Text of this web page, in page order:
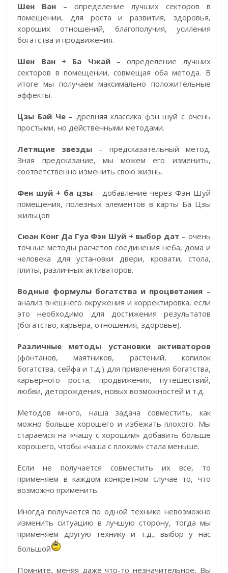
Шен Ван – определение лучших секторов в
помещении, для роста и развития, здоровья,
хороших отношений, благополучия, усиления
богатства и продвижения.
Шен Ван + Ба Чжай– определение лучших
секторов в помещении, совмещая оба метода. В
итоге мы получаем максимально положительные
эффекты.
Цзы Бай Че– древняя классика фэн шуй с очень
простыми, но действенными методами.
Летящие звезды – предсказательный метод.
Зная предсказание, мы можем его изменить,
соответственно изменить свою жизнь.
Фен шуй + ба цзы– добавление через Фэн Шуй
помещения, полезных элементов в карты Ба Цзы
жильцов
Сюан Конг Да Гуа Фэн Шуй + выбор дат – очень
точные методы расчетов соединения неба, дома и
человека для установки двери, кровати, стола,
плиты, различных активаторов.
Водные формулы богатства и процветания –
анализ внешнего окружения и корректировка, если
это необходимо для достижения результатов
(богатство, карьера, отношения, здоровье).
Различные методы установки активаторов
(фонтанов, маятников, растений, копилок
богатства, сейфа и т.д.) для привлечения богатства,
карьерного роста, продвижения, путешествий,
любви, деторождения, новых возможностей и т.д.
Методов много, наша задача совместить, как
можно больше хорошего и избежать плохого. Мы
стараемся на «чашу с хорошим» добавить больше
хорошего, чтобы «чаша с плохим» стала меньше.
Если не получается совместить их все, то
применяем в каждом конкретном случае то, что
возможно применить.
Иногда получается по одной технике невозможно
изменить ситуацию в лучшую сторону, тогда мы
применяем другую технику и т.д., выбор у нас
большой
Помните, меняя даже что-то незначительное, Вы